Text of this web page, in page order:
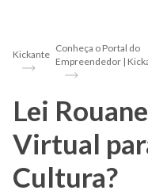
Kickante
Conheça o Portal do
Empreendedor |
Lei
Virtual
Cultura?